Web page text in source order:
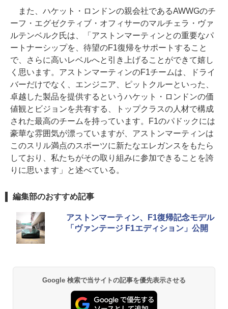
また、ハケット・ロンドンの親会社であるAWWGのチ
ーフ・エグゼクティブ・オフィサーのマルチェラ・ヴァ
ルテンベルク氏は、「アストンマーティンとの重要なパ
ートナーシップを、待望のF1復帰をサポートすること
で、さらに高いレベルへと引き上げることができて嬉し
く思います。アストンマーティンのF1チームは、ドライ
バーだけでなく、エンジニア、ピットクルーといった、
卓越した製品を提供するというハケット・ロンドンの価
値観とビジョンを共有する、トップクラスの人材で構成
された最高のチームを持っています。F1のパドックには
豪華な雰囲気が漂っていますが、アストンマーティンは
このスリル満点のスポーツに新たなエレガンスをもたら
しており、私たちがその取り組みに参加できることを誇
りに思います」と述べている。
編集部のおすすめ記事
アストンマーティン、F1復帰記念モデル
「ヴァンテージ F1エディション」公開
Google 検索で当サイトの記事を優先表示させる